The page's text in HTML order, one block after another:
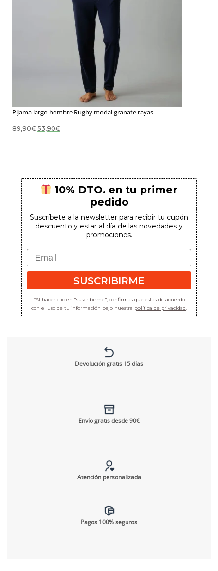
Pijama largo hombre Rugby modal granate rayas
89,90€ El
precio
53,90€El
precio
10% DTO. en tu primer
pedido
Suscríbete a la newsletter para recibir tu cupón
descuento y estar al día de las novedades y
promociones.
Email
SUSCRIBIRME
*Al hacer clic en "suscribirme", confirmas que estás de acuerdo
con el uso de tu información bajo nuestra política de privacidad.
Devolución gratis 15 días
Envío gratis desde 90€
Atención personalizada
Pagos 100% seguros